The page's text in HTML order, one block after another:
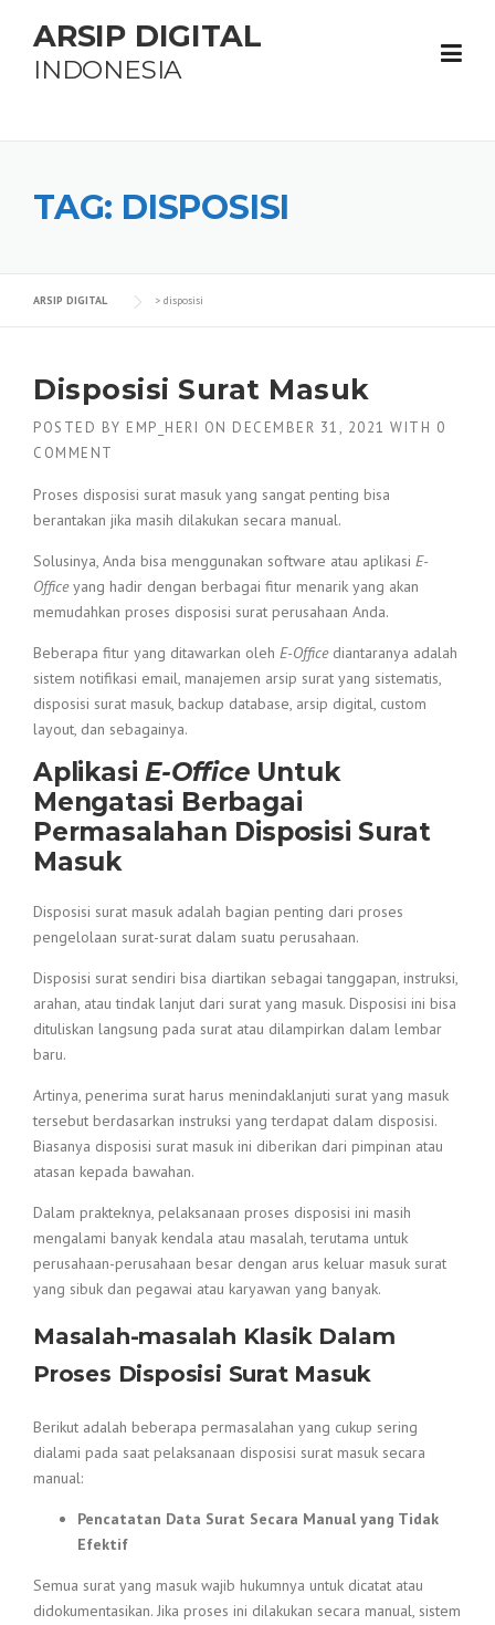
content
ARSIP DIGITAL
INDONESIA
TAG: DISPOSISI
ARSIP DIGITAL > disposisi
Disposisi Surat Masuk
POSTED BY EMP_HERI ON DECEMBER 31, 2021 WITH 0
COMMENT
Proses disposisi surat masuk yang sangat penting bisa
berantakan jika masih dilakukan secara manual.
Solusinya, Anda bisa menggunakan software atau aplikasi E-
Officeyang hadir dengan berbagai fitur menarik yang akan
memudahkan proses disposisi surat perusahaan Anda.
Beberapa fitur yang ditawarkan oleh E-Office diantaranya adalah
sistem notifikasi email, manajemen arsip surat yang sistematis,
disposisi surat masuk, backup database, arsip digital, custom
layout, dan sebagainya.
AplikasiE-OfficeUntuk
Mengatasi Berbagai
Permasalahan Disposisi Surat
Masuk
Disposisi surat masuk adalah bagian penting dari proses
pengelolaan surat-surat dalam suatu perusahaan.
Disposisi surat sendiri bisa diartikan sebagai tanggapan, instruksi,
arahan, atau tindak lanjut dari surat yang masuk. Disposisi ini bisa
dituliskan langsung pada surat atau dilampirkan dalam lembar
baru.
Artinya, penerima surat harus menindaklanjuti surat yang masuk
tersebut berdasarkan instruksi yang terdapat dalam disposisi.
Biasanya disposisi surat masuk ini diberikan dari pimpinan atau
atasan kepada bawahan.
Dalam prakteknya, pelaksanaan proses disposisi ini masih
mengalami banyak kendala atau masalah, terutama untuk
perusahaan-perusahaan besar dengan arus keluar masuk surat
yang sibuk dan pegawai atau karyawan yang banyak.
Masalah-masalah Klasik Dalam
Proses Disposisi Surat Masuk
Berikut adalah beberapa permasalahan yang cukup sering
dialami pada saat pelaksanaan disposisi surat masuk secara
manual:
Pencatatan Data Surat Secara Manual yang Tidak
Efektif
Semua surat yang masuk wajib hukumnya untuk dicatat atau
didokumentasikan. Jika proses ini dilakukan secara manual, sistem